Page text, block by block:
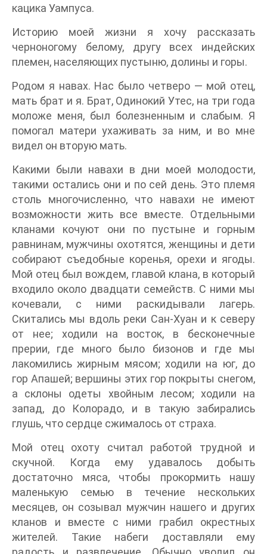
кацика Уампуса.
Историю моей жизни я хочу рассказать
черноногому белому, другу всех индейских
племен, населяющих пустыню, долины и горы.
Родом я навах. Нас было четверо — мой отец,
мать брат и я. Брат, Одинокий Утес, на три года
моложе меня, был болезненным и слабым. Я
помогал матери ухаживать за ним, и во мне
видел он вторую мать.
Какими были навахи в дни моей молодости,
такими остались они и по сей день. Это племя
столь многочисленно, что навахи не имеют
возможности жить все вместе. Отдельными
кланами кочуют они по пустыне и горным
равнинам, мужчины охотятся, женщины и дети
собирают съедобные коренья, орехи и ягоды.
Мой отец был вождем, главой клана, в который
входило около двадцати семейств. С ними мы
кочевали, с ними раскидывали лагерь.
Скитались мы вдоль реки Сан-Хуан и к северу
от нее; ходили на восток, в бесконечные
прерии, где много было бизонов и где мы
лакомились жирным мясом; ходили на юг, до
гор Апашей; вершины этих гор покрыты снегом,
а склоны одеты хвойным лесом; ходили на
запад, до Колорадо, и в такую забирались
глушь, что сердце сжималось от страха.
Мой отец охоту считал работой трудной и
скучной. Когда ему удавалось добыть
достаточно мяса, чтобы прокормить нашу
маленькую семью в течение нескольких
месяцев, он созывал мужчин нашего и других
кланов и вместе с ними грабил окрестных
жителей. Такие набеги доставляли ему